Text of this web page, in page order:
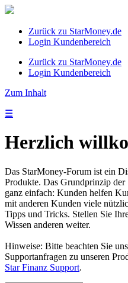
Zurück zu StarMoney.de
Login Kundenbereich
Zurück zu StarMoney.de
Login Kundenbereich
Zum Inhalt
☰
Herzlich
Das StarMoney-Forum ist ein
Produkte. Das Grundprinzip
ganz einfach: Kunden helfen
mit anderen Kunden viele
Tipps und Tricks. Stellen Sie
Wissen anderen weiter.
Hinweise: Bitte beachten Sie
Supportanfragen zu unseren
Star Finanz Support.